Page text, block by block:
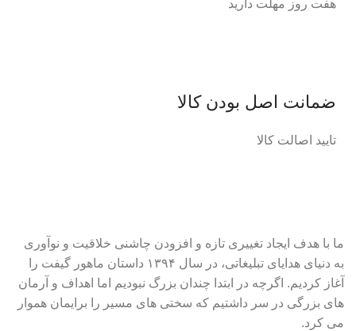
هفت روز مهلت دارید
ضمانت اصل‌ بودن کالا
تایید اصالت کالا
ما با هدف ایجاد تغییری تازه و افزودن چاشنی خلاقیت و نوآوری
به دنیای هدایای تبلیغاتی، در سال ۱۳۹۴ داستان ماهور گیفت را
آغاز کردیم. اگرچه در ابتدا چندان بزرگ نبودیم اما اهداف و آرمان
های بزرگی در سر داشتیم که سختی های مسیر را برایمان هموار
می کرد.